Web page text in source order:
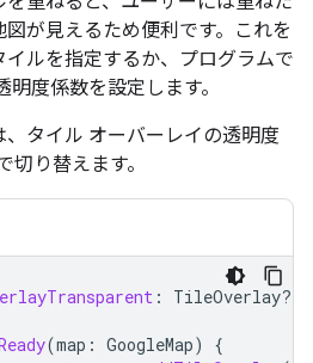
が見えるため便利です。これを
ルを指定するか、プログラムで
度係数を設定します。
タイル オーバーレイの透明度
切り替えます。
: TileOverlay?
(map : GoogleMap)
{